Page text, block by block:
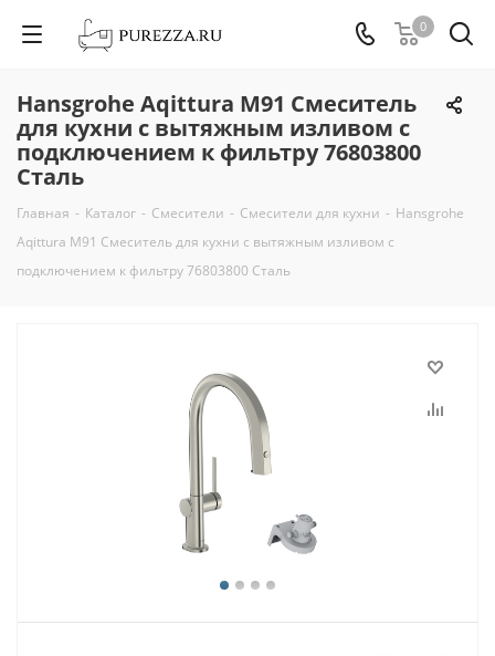
0
Hansgrohe Aqittura M91 Смеситель
для кухни с вытяжным изливом с
подключением к фильтру 76803800
Сталь
Главная - Каталог - Смесители - Смесители для кухни - Hansgrohe
Aqittura M91 Смеситель для кухни с вытяжным изливом с
подключением к фильтру 76803800 Сталь